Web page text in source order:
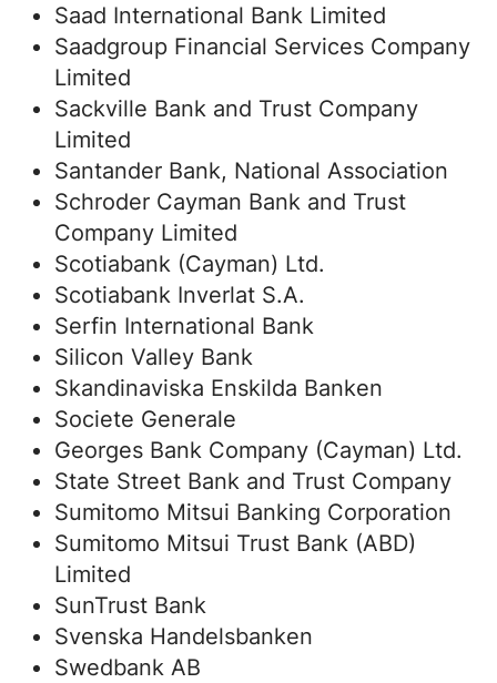
Saad International Bank Limited
Saadgroup Financial Services Company
Limited
Sackville Bank and Trust Company
Limited
Santander Bank, National Association
Schroder Cayman Bank and Trust
Company Limited
Scotiabank (Cayman) Ltd.
Scotiabank Inverlat S.A.
Serfin International Bank
Silicon Valley Bank
Skandinaviska Enskilda Banken
Societe Generale
Georges Bank Company (Cayman) Ltd.
State Street Bank and Trust Company
Sumitomo Mitsui Banking Corporation
Sumitomo Mitsui Trust Bank (ABD)
Limited
SunTrust Bank
Svenska Handelsbanken
Swedbank AB